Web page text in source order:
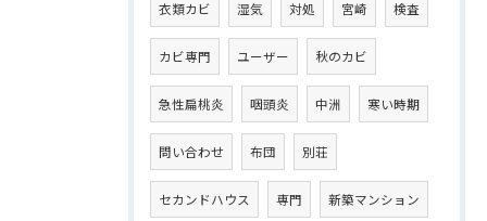
衣類カビ 湿気 対処 宮崎 検査
カビ専門 ユーザー 秋のカビ
急性扁桃炎 咽頭炎 中洲 寒い時期
問い合わせ 布団 別荘
セカンドハウス 専門 新築マンション